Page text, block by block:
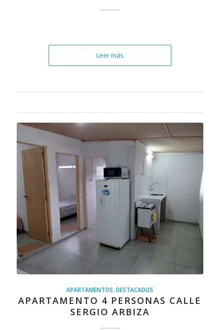
Leer más
APARTAMENTOS ,DESTACADOS
APARTAMENTO 4 PERSONAS CALLE
SERGIO ARBIZA